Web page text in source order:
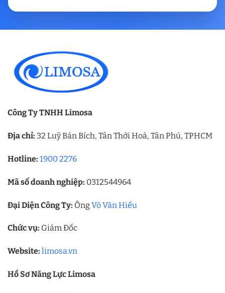
Công Ty TNHH Limosa
Địa chỉ: 32 Luỹ Bán Bích, Tân Thới Hoà, Tân Phú, TPHCM
Hotline: 1900 2276
Mã số doanh nghiệp: 0312544964
Đại Diện Công Ty: ÔngVõ Văn Hiếu
Chức vụ: Giám Đốc
Website: limosa.vn
Hồ Sơ Năng Lực Limosa